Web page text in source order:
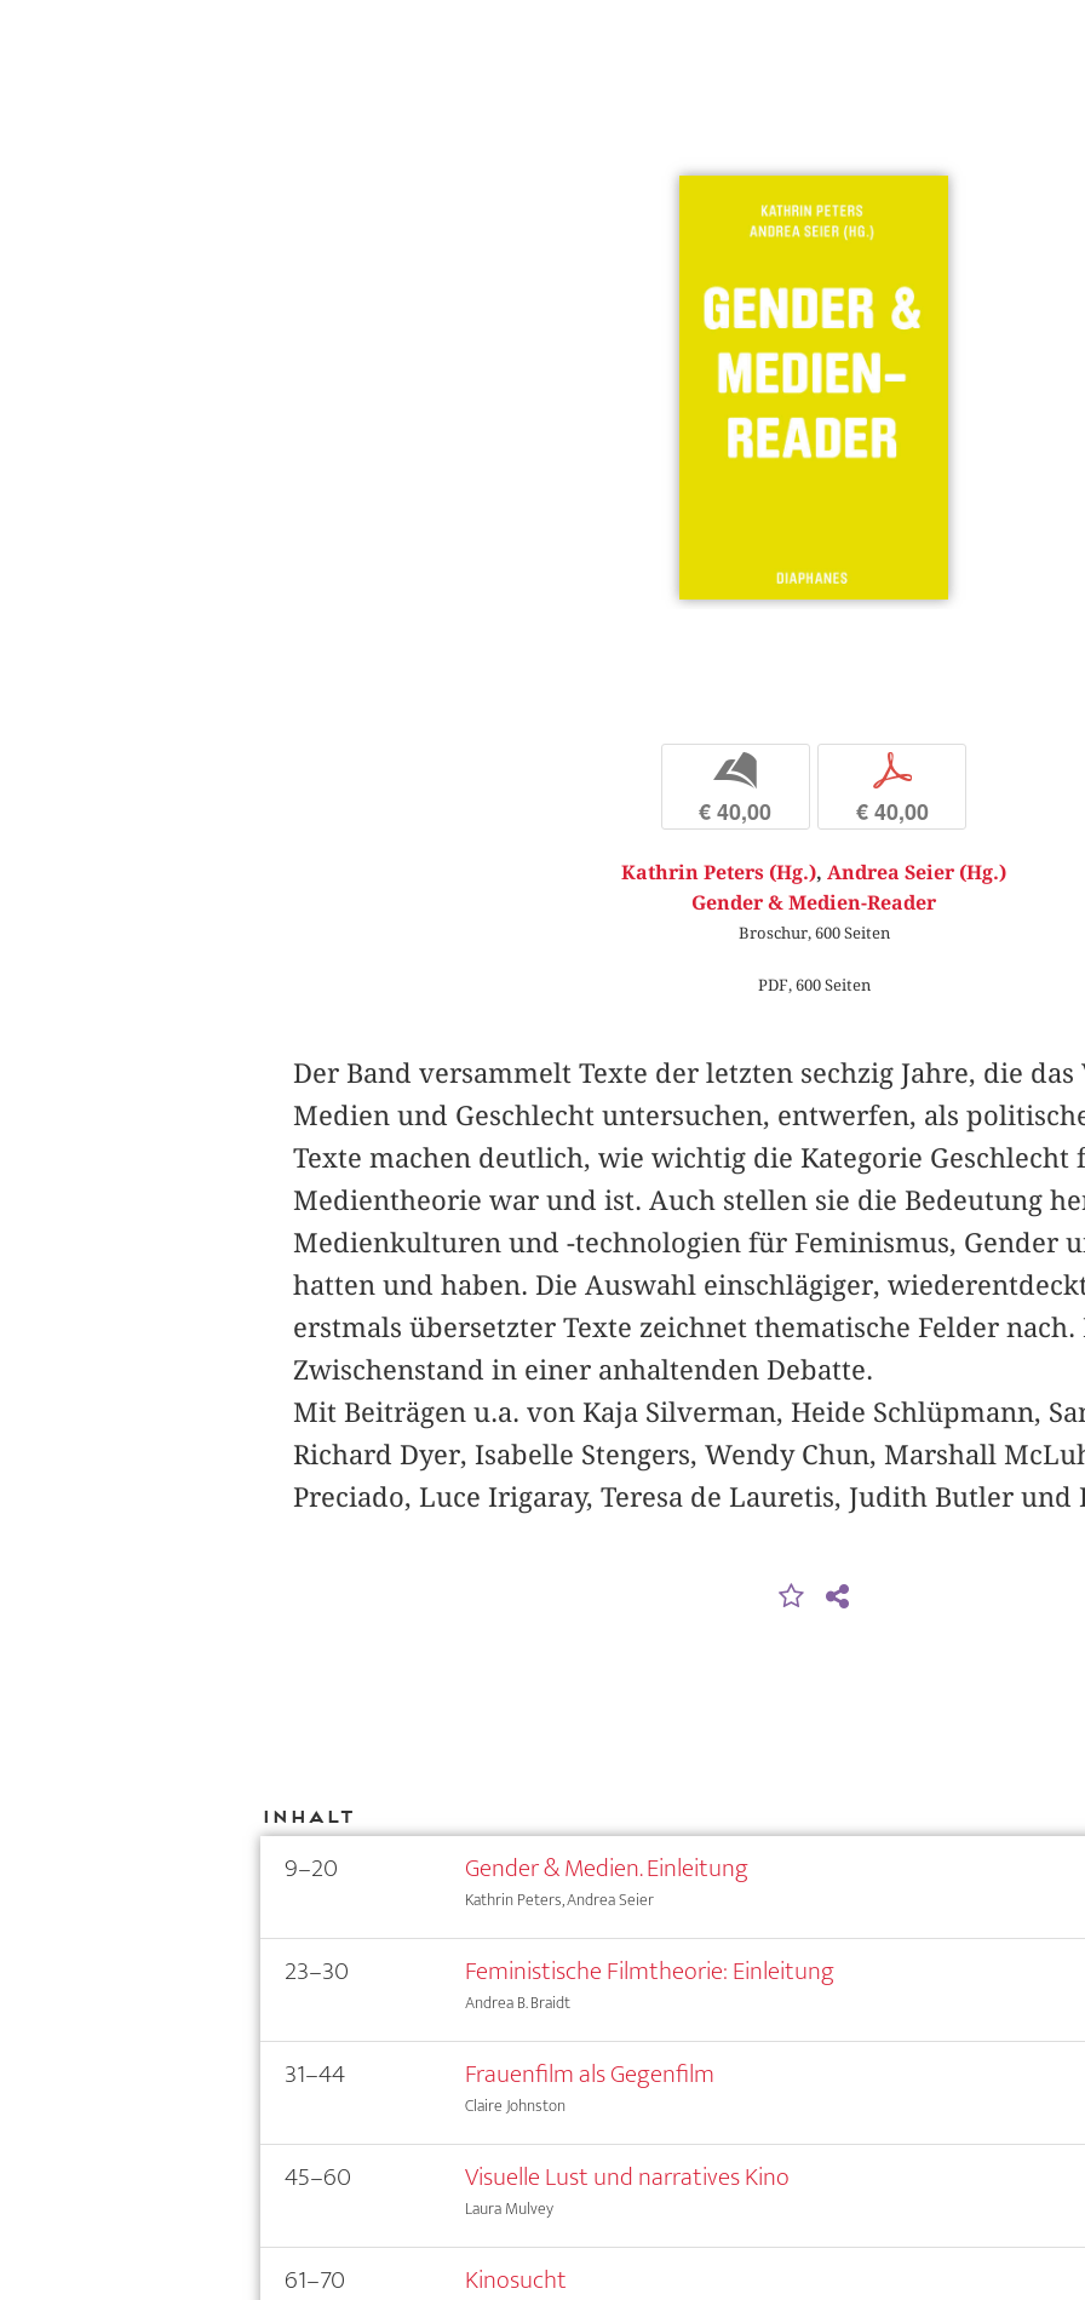
b
€ 40,00
p
€ 40,00
Kathrin Peters (Hg.), Andrea Seier (Hg.)
Gender & Medien-Reader
Broschur, 600 Seiten
PDF, 600 Seiten
Der Band versammelt Texte der letzten sechzig Jahre, die
Medien und Geschlecht untersuchen, entwerfen, als
Texte machen deutlich, wie wichtig die Kategorie Geschlecht
Medientheorie war und ist. Auch stellen sie die Bedeutung
Medienkulturen und -technologien für Feminismus, Gender
hatten und haben. Die Auswahl einschlägiger,
erstmals übersetzter Texte zeichnet thematische Felder
Zwischenstand in einer anhaltenden Debatte.
Mit Beiträgen u.a. von Kaja Silverman, Heide Schlüpmann,
Richard Dyer, Isabelle Stengers, Wendy Chun, Marshall
Preciado, Luce Irigaray, Teresa de Lauretis, Judith Butler und
Inhalt
9–20 Gender & Medien. Einleitung
Kathrin Peters, Andrea Seier
23–30 Feministische Filmtheorie: Einleitung
Andrea B. Braidt
31–44 Frauenfilm als Gegenfilm
Claire Johnston
45–60 Visuelle Lust und narratives Kino
Laura Mulvey
61–70 Kinosucht